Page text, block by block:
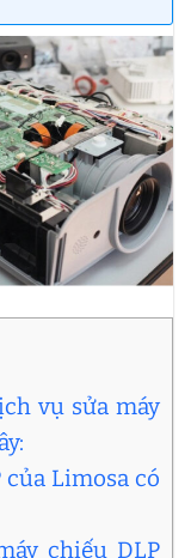
vụ sửa máy
Limosa có
chiếu DLP